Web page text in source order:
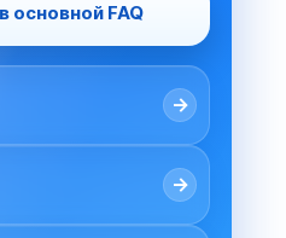
основной FAQ
→
→